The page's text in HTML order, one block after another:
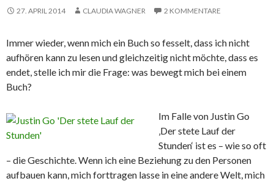
27. APRIL 2014 CLAUDIA WAGNER 2 KOMMENTARE
Immer wieder, wenn mich ein Buch so fesselt, dass ich nicht
aufhören kann zu lesen und gleichzeitig nicht möchte, dass es
endet, stelle ich mir die Frage: was bewegt mich bei einem
Buch?
Im Falle von Justin Go
‚Der stete Lauf der
Stunden‘ ist es – wie so oft
– die Geschichte. Wenn ich eine Beziehung zu den Personen
aufbauen kann, mich forttragen lasse in eine andere Welt, mich